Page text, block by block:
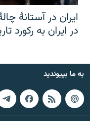
ایران در آستانهٔ
در ایران به رکورد
به ما بپیوندید